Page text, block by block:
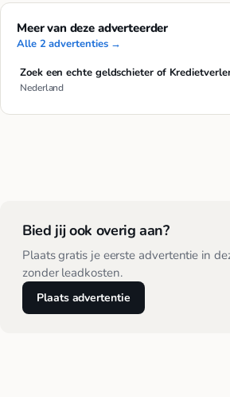
Meer van deze adverteerder
Alle 2 advertenties →
Zoek een echte geldschieter of
Nederland
Bied jij ook overig aan?
Plaats gratis je eerste advertentie in
zonder leadkosten.
Plaats advertentie